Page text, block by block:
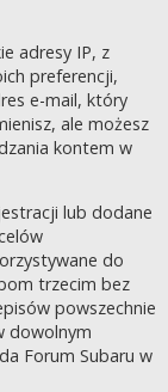
adresy IP, z
preferencji,
e-mail, który
ale możesz
kontem w
lub dodane
do
trzecim bez
powszechnie
dowolnym
Forum Subaru w